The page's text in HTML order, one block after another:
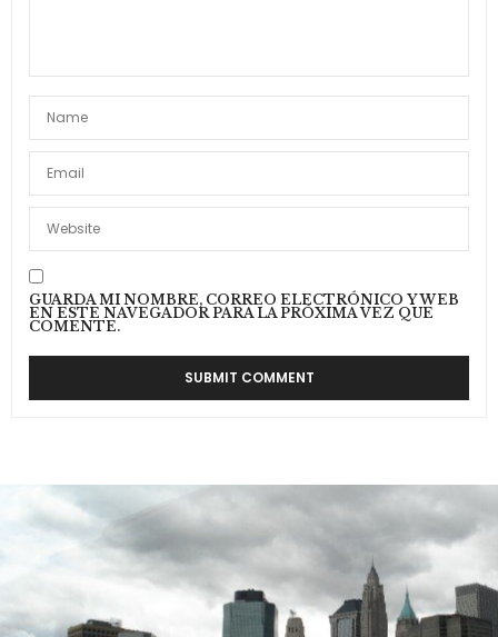
GUARDA MI NOMBRE, CORREO ELECTRÓNICO Y WEB
EN ESTE NAVEGADOR PARA LA PRÓXIMA VEZ QUE
COMENTE.